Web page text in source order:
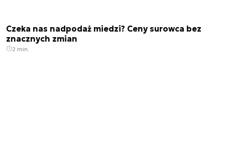
Czeka nas nadpodaż miedzi? Ceny surowca bez
znacznych zmian
2 min.